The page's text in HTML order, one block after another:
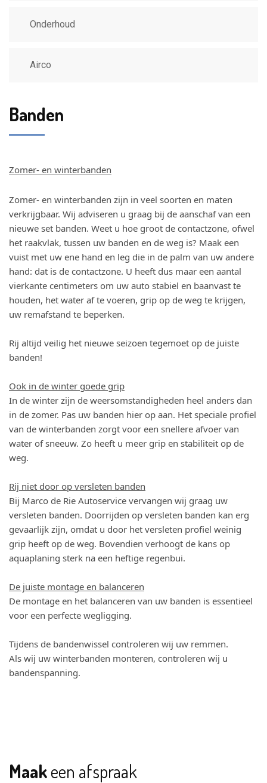
Onderhoud
Airco
Banden
Zomer- en winterbanden
Zomer- en winterbanden zijn in veel soorten en maten
verkrijgbaar. Wij adviseren u graag bij de aanschaf van een
nieuwe set banden. Weet u hoe groot de contactzone, ofwel
het raakvlak, tussen uw banden en de weg is? Maak een
vuist met uw ene hand en leg die in de palm van uw andere
hand: dat is de contactzone. U heeft dus maar een aantal
vierkante centimeters om uw auto stabiel en baanvast te
houden, het water af te voeren, grip op de weg te krijgen,
uw remafstand te beperken.
Rij altijd veilig het nieuwe seizoen tegemoet op de juiste
banden!
Ook in de winter goede grip
In de winter zijn de weersomstandigheden heel anders dan
in de zomer. Pas uw banden hier op aan. Het speciale profiel
van de winterbanden zorgt voor een snellere afvoer van
water of sneeuw. Zo heeft u meer grip en stabiliteit op de
weg.
Rij niet door op versleten banden
Bij Marco de Rie Autoservice vervangen wij graag uw
versleten banden. Doorrijden op versleten banden kan erg
gevaarlijk zijn, omdat u door het versleten profiel weinig
grip heeft op de weg. Bovendien verhoogt de kans op
aquaplaning sterk na een heftige regenbui.
De juiste montage en balanceren
De montage en het balanceren van uw banden is essentieel
voor een perfecte wegligging.
Tijdens de bandenwissel controleren wij uw remmen.
Als wij uw winterbanden monteren, controleren wij u
bandenspanning.
Maakeen afspraak